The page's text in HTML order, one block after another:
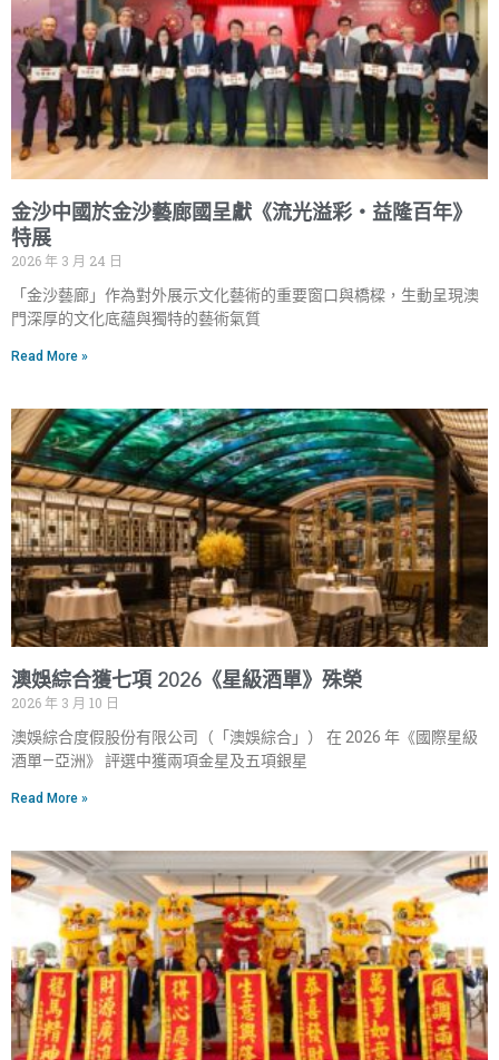
金沙中國於金沙藝廊國呈獻《流光溢彩‧益隆百年》
特展
2026 年 3 月 24 日
「金沙藝廊」作為對外展示文化藝術的重要窗口與橋樑，生動呈現澳
門深厚的文化底蘊與獨特的藝術氣質
Read More »
澳娛綜合獲七項 2026《星級酒單》殊榮
2026 年 3 月 10 日
澳娛綜合度假股份有限公司（「澳娛綜合」） 在 2026 年《國際星級
酒單—亞洲》 評選中獲兩項金星及五項銀星
Read More »